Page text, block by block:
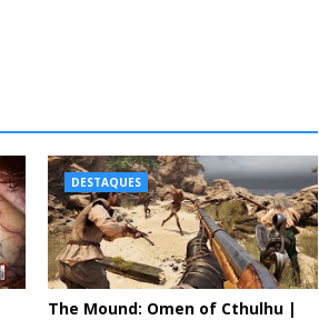
DESTAQUES
The Mound: Omen of Cthulhu |